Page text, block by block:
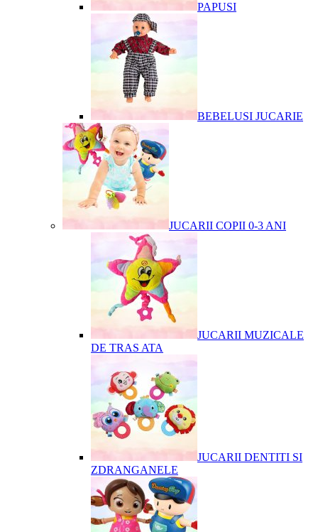
PAPUSI
BEBELUSI JUCARIE
JUCARII COPII 0-3 ANI
JUCARII MUZICALE
DE TRAS ATA
JUCARII DENTITI SI
ZDRANGANELE